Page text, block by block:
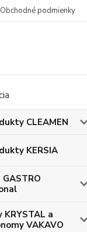
Obchodné podmienky
CLEAMEN
KERSIA
a
VAKAVO